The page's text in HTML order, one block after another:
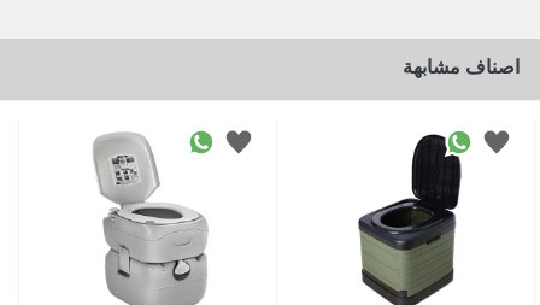
اصناف مشابهة